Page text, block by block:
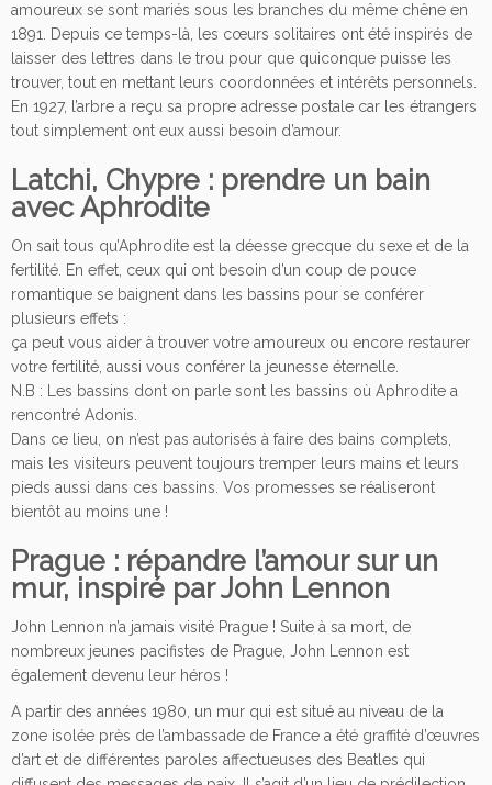
amoureux se sont mariés sous les branches du même chêne en
1891. Depuis ce temps-là, les cœurs solitaires ont été inspirés de
laisser des lettres dans le trou pour que quiconque puisse les
trouver, tout en mettant leurs coordonnées et intérêts personnels.
En 1927, l’arbre a reçu sa propre adresse postale car les étrangers
tout simplement ont eux aussi besoin d’amour.
Latchi, Chypre : prendre un bain
avec Aphrodite
On sait tous qu’Aphrodite est la déesse grecque du sexe et de la
fertilité. En effet, ceux qui ont besoin d’un coup de pouce
romantique se baignent dans les bassins pour se conférer
plusieurs effets :
ça peut vous aider à trouver votre amoureux ou encore restaurer
votre fertilité, aussi vous conférer la jeunesse éternelle.
N.B : Les bassins dont on parle sont les bassins où Aphrodite a
rencontré Adonis.
Dans ce lieu, on n’est pas autorisés à faire des bains complets,
mais les visiteurs peuvent toujours tremper leurs mains et leurs
pieds aussi dans ces bassins. Vos promesses se réaliseront
bientôt au moins une !
Prague : répandre l’amour sur un
mur, inspiré par John Lennon
John Lennon n’a jamais visité Prague ! Suite à sa mort, de
nombreux jeunes pacifistes de Prague, John Lennon est
également devenu leur héros !
A partir des années 1980, un mur qui est situé au niveau de la
zone isolée près de l’ambassade de France a été graffité d’œuvres
d’art et de différentes paroles affectueuses des Beatles qui